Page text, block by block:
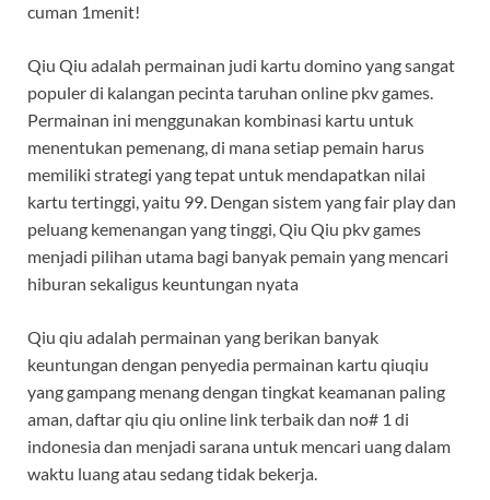
cuman 1menit!
Qiu Qiu adalah permainan judi kartu domino yang sangat
populer di kalangan pecinta taruhan online pkv games.
Permainan ini menggunakan kombinasi kartu untuk
menentukan pemenang, di mana setiap pemain harus
memiliki strategi yang tepat untuk mendapatkan nilai
kartu tertinggi, yaitu 99. Dengan sistem yang fair play dan
peluang kemenangan yang tinggi, Qiu Qiu pkv games
menjadi pilihan utama bagi banyak pemain yang mencari
hiburan sekaligus keuntungan nyata
Qiu qiu adalah permainan yang berikan banyak
keuntungan dengan penyedia permainan kartu qiuqiu
yang gampang menang dengan tingkat keamanan paling
aman, daftar qiu qiu online link terbaik dan no# 1 di
indonesia dan menjadi sarana untuk mencari uang dalam
waktu luang atau sedang tidak bekerja.